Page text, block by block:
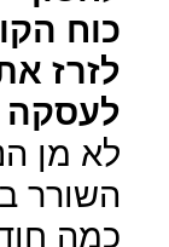
כוח
לזרז
לעסקה
לא מן
השורר
כמה